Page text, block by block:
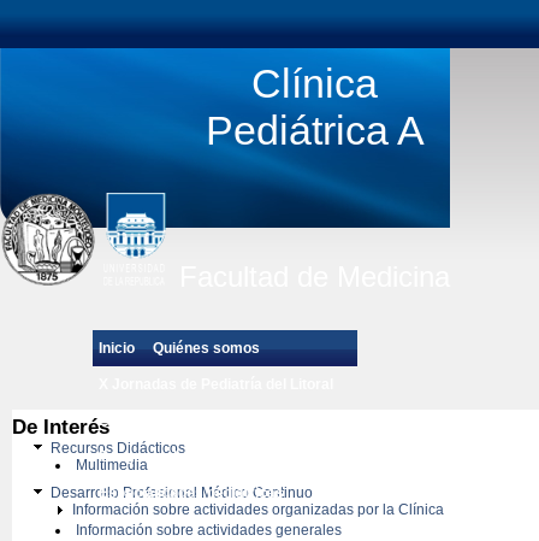
Clínica
Pediátrica A
Inicio Quiénes somos
Estudiantes de Grado
Posgrado de Pediatría
Especialidades pedíatricas
De Interés
Recursos Didácticos
Multimedia
Desarrollo Profesional Médico Continuo
Información sobre actividades organizadas por la Clínica
Información sobre actividades generales